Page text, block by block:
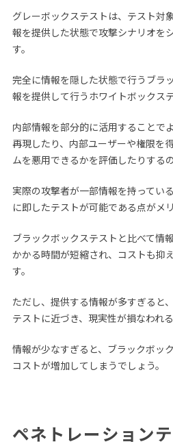
グレーボックステストは、テスト対
報を提供した状態で攻撃シナリオを
す。
完全に情報を隠した状態で行うブラ
報を提供して行うホワイトボックス
内部情報を部分的に活用することで
再現したり、内部ユーザーや権限を
ムを悪用できるかを評価したりする
実際の攻撃者が一部情報を持ってい
に即したテストが可能である点がメリ
ブラックボックステストと比べて情
かかる時間が短縮され、コストも抑
す。
ただし、提供する情報が多すぎると
テストに近づき、現実性が損なわれ
情報が少なすぎると、ブラックボッ
コストが増加してしまうでしょう。
ペネトレーション